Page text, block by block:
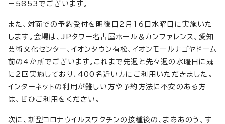
－5853でございます。
また、対面での予約受付を明後日2月16日水曜日に実施いた
します。会場は、JPタワー名古屋ホール＆カンファレンス、愛知
芸術文化センター、イオンタウン有松、イオンモールナゴヤドーム
前の4か所でございます。これまで先週と先々週の水曜日に既
に2回実施しており、400名近い方にご利用いただきました。
インターネットの利用が難しい方や予約方法に不安のある方
は、ぜひご利用をください。
次に、新型コロナウイルスワクチンの接種後の、まああのう、す